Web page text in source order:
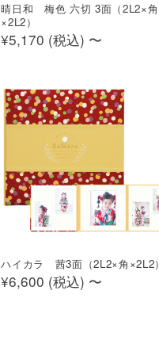
晴日和 梅色 六切 3面（2L2×角
×2L2）
¥5,170 (税込) 〜
ハイカラ 茜3面（2L2×角×2L2）
¥6,600 (税込) 〜